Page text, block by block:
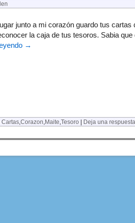
junto a mi corazón guardo tus
la caja de tus tesoros. Sabia
→
Cartas Corazon Maite Tesoro | Deja una respuesta